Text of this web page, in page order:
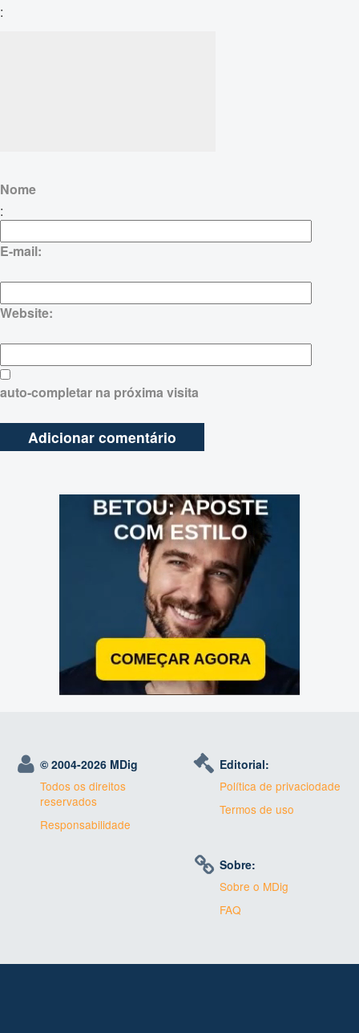
:
Nome
:
E-mail:
Website:
auto-completar na próxima visita
© 2004-2026 MDig
Todos os direitos
reservados
Responsabilidade
Editorial:
Política de privaciodade
Termos de uso
Sobre:
Sobre o MDig
FAQ